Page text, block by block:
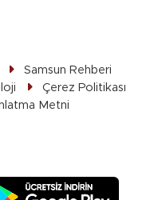
Samsun Rehberi
Çerez Politikası
Metni